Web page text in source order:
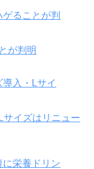
が判明
サイズはリニュー